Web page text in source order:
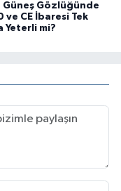
Güneş Gözlüğünde
ve CE İbaresi Tek
Yeterli mi?